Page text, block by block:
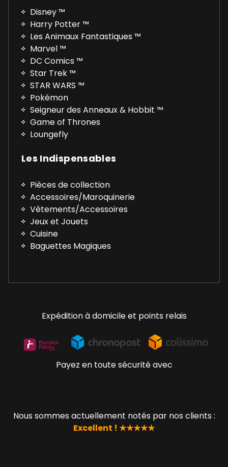
Disney ™
Harry Potter ™
Les Animaux Fantastiques ™
Marvel ™
DC Comics ™
Star Trek ™
STAR WARS ™
Pokémon
Seigneur des Anneaux & Hobbit ™
Game of Thrones
Loungefly
Les Indispensables
Pièces de collection
Accessoires/Maroquinerie
Vêtements/Accessoires
Jeux et Jouets
Cuisine
Baguettes Magiques
Expédition à domicile et points relais
Payez en toute sécurité avec
Nous sommes actuellement notés par nos clients :
Excellent ! ★★★★★